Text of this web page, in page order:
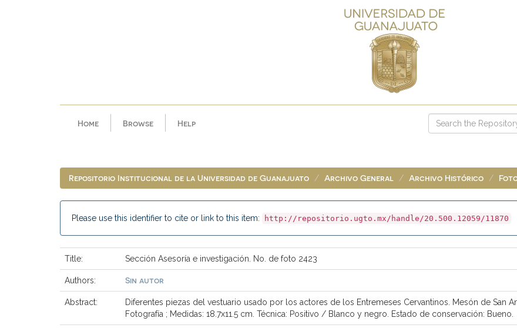
Home Browse Help
Repositorio Institucional de la Universidad de Guanajuato Archivo General Archivo Histórico
Please use this identifier to cite or link to this item: http://repositorio.ugto.mx/handle/20.500.12059/11870
Title: Sección Asesoría e investigación. No. de foto 2423
Authors: Sin autor
Abstract:
Diferentes piezas del vestuario usado por los actores de los Entremeses Cervantinos. Mesón de San
Fotografía ; Medidas: 18.7x11.5 cm. Técnica: Positivo / Blanco y negro. Estado de conservación: Bueno.